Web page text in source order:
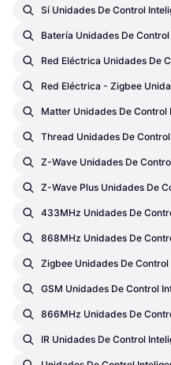
Sí Unidades De Control
Batería Unidades De
Red Eléctrica Unidades De
Red Eléctrica - Zigbee
Matter Unidades De Control
Thread Unidades De
Z-Wave Unidades De
Z-Wave Plus Unidades De
433MHz Unidades De
868MHz Unidades De
Zigbee Unidades De Control
GSM Unidades De Control
866MHz Unidades De
IR Unidades De Control